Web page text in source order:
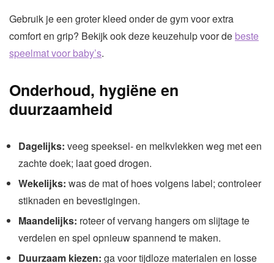
Gebruik je een groter kleed onder de gym voor extra
comfort en grip? Bekijk ook deze keuzehulp voor de beste
speelmat voor baby’s.
Onderhoud, hygiëne en
duurzaamheid
Dagelijks: veeg speeksel- en melkvlekken weg met een
zachte doek; laat goed drogen.
Wekelijks: was de mat of hoes volgens label; controleer
stiknaden en bevestigingen.
Maandelijks: roteer of vervang hangers om slijtage te
verdelen en spel opnieuw spannend te maken.
Duurzaam kiezen: ga voor tijdloze materialen en losse